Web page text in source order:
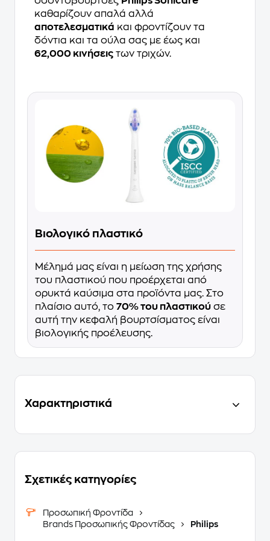
καθαρίζουν απαλά αλλά
αποτελεσματικά και φροντίζουν τα
δόντια και τα ούλα σας με έως και
62,000 κινήσεις των τριχών.
Βιολογικό πλαστικό
Μέλημά μας είναι η μείωση της χρήσης
του πλαστικού που προέρχεται από
ορυκτά καύσιμα στα προϊόντα μας. Στο
πλαίσιο αυτό, το 70% του πλαστικού σε
αυτή την κεφαλή βουρτσίσματος είναι
βιολογικής προέλευσης.
Χαρακτηριστικά
Σχετικές κατηγορίες
Προσωπική Φροντίδα
Brands Προσωπικής Φροντίδας
Philips